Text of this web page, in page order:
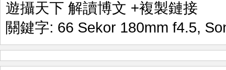
遊攝天下 解讀博文 +複製鏈接
關鍵字: 66 Sekor 180mm f4.5,